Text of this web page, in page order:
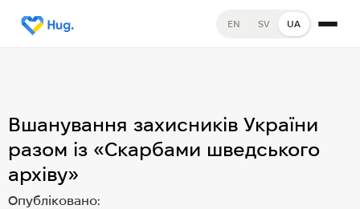
EN SV UA
Вшанування захисників України
разом із «Скарбами шведського
архіву»
Опубліковано: